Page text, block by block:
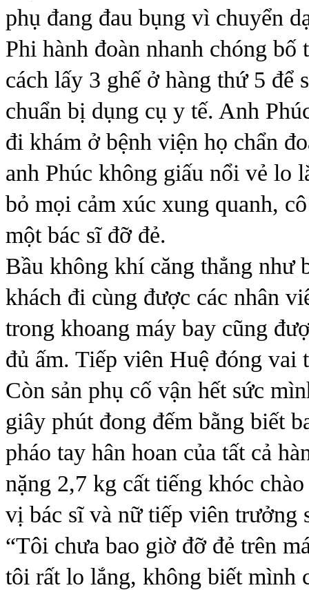
phụ đang đau bụng vì chuyển
Phi hành đoàn nhanh chóng bố
cách lấy 3 ghế ở hàng thứ 5 để
chuẩn bị dụng cụ y tế. Anh
đi khám ở bệnh viện họ chẩn
anh Phúc không giấu nổi vẻ lo
bỏ mọi cảm xúc xung quanh,
một bác sĩ đỡ đẻ.
Bầu không khí căng thẳng như
khách đi cùng được các nhân
trong khoang máy bay cũng
đủ ấm. Tiếp viên Huệ đóng
Còn sản phụ cố vận hết sức
giây phút đong đếm bằng biết
pháo tay hân hoan của tất cả
nặng 2,7 kg cất tiếng khóc
vị bác sĩ và nữ tiếp viên trưởng
“Tôi chưa bao giờ đỡ đẻ trên
tôi rất lo lắng, không biết mình